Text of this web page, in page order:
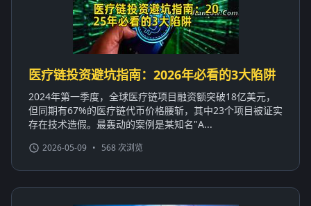
医疗链投资避坑指南：2026年必看的3大陷阱
2024年第一季度，全球医疗链项目融资额突破18亿美元，
但同期有67%的医疗链代币价格腰斩，其中23个项目被证实
存在技术造假。最轰动的案例是某知名"A...
2026-05-09 • 568 次浏览